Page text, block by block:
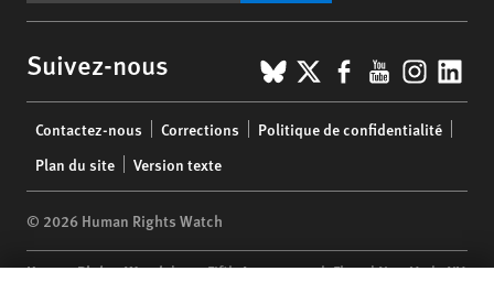
Suivez-nous BlueSky
X Facebook
YouTube
menu
Contactez-nous Corrections
Politique de confidentialité
Plan du site
Version texte
© 2026 Human Rights Watch
Human Rights Watch| 350 Fifth Avenue, 34th Floor | New York,NY